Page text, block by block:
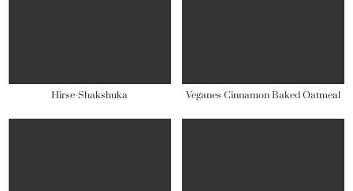
Hirse-Shakshuka Veganes Cinnamon Baked Oatmeal